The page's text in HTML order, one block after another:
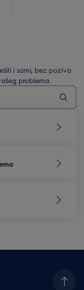
i sami, bez poziva
problema.